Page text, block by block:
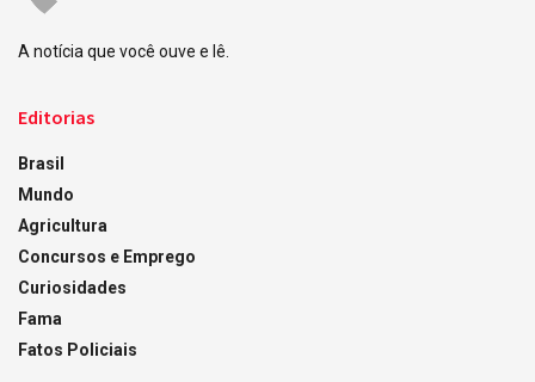
A notícia que você ouve e lê.
Editorias
Brasil
Mundo
Agricultura
Concursos e Emprego
Curiosidades
Fama
Fatos Policiais